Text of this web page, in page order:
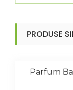
PRODUSE
Parfum